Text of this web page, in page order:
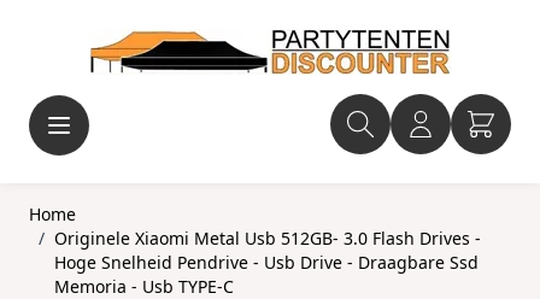
Home
/ Originele Xiaomi Metal Usb 512GB- 3.0 Flash Drives -
Hoge Snelheid Pendrive - Usb Drive - Draagbare Ssd
Memoria - Usb TYPE-C